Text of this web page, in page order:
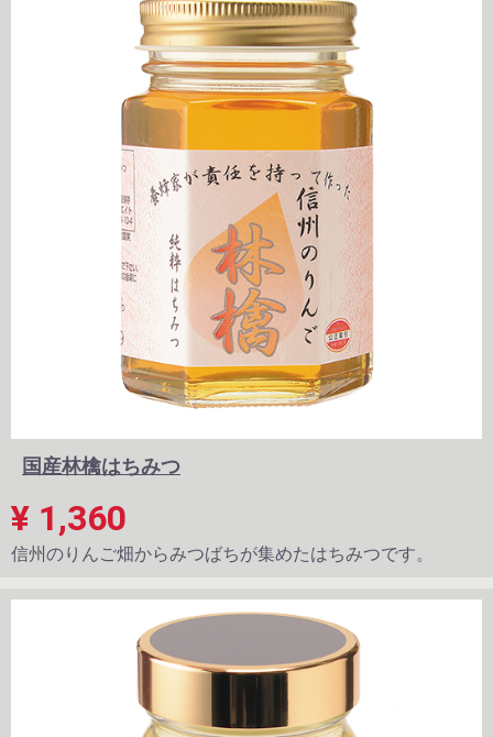
国産林檎はちみつ
¥ 1,360
信州のりんご畑からみつばちが集めたはちみつです。